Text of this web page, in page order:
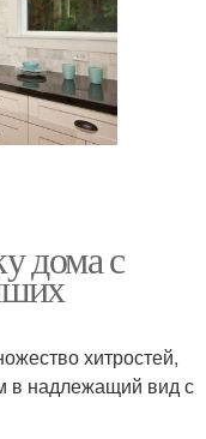
дома с
хитростей,
в надлежащий вид с